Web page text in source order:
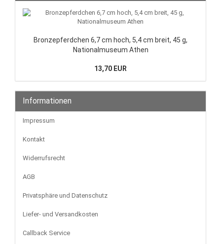
Bronzepferdchen 6,7 cm hoch, 5,4 cm breit, 45 g,
Nationalmuseum Athen
13,70 EUR
Informationen
Impressum
Kontakt
Widerrufsrecht
AGB
Privatsphäre und Datenschutz
Liefer- und Versandkosten
Callback Service